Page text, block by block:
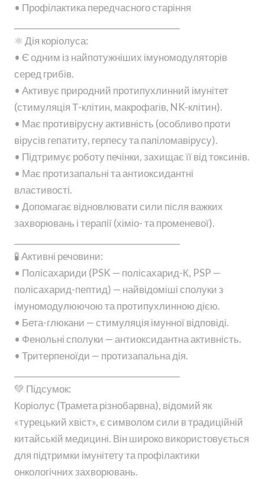
• Профілактика передчасного старіння
⚛️ Дія коріолуса:
• Є одним із найпотужніших імуномодуляторів
серед грибів.
• Активує природний протипухлинний імунітет
(стимуляція Т-клітин, макрофагів, NK-клітин).
• Має противірусну активність (особливо проти
вірусів гепатиту, герпесу та папіломавірусу).
• Підтримує роботу печінки, захищає її від токсинів.
• Має протизапальні та антиоксидантні
властивості.
• Допомагає відновлювати сили після важких
захворювань і терапії (хіміо- та променевої).
🧪 Активні речовини:
• Полісахариди (PSK — полісахарид-К, PSP —
полісахарид-пептид) — найвідоміші сполуки з
імуномодулюючою та протипухлинною дією.
• Бета-глюкани — стимуляція імунної відповіді.
• Фенольні сполуки — антиоксидантна активність.
• Тритерпеноїди — протизапальна дія.
💚 Підсумок:
Коріолус (Трамета різнобарвна), відомий як
«турецький хвіст», є символом сили в традиційній
китайській медицині. Він широко використовується
для підтримки імунітету та профілактики
онкологічних захворювань.